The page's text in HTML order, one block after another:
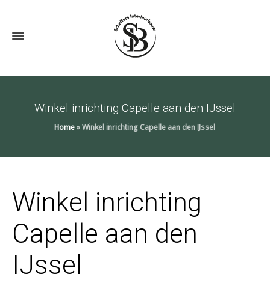
Winkel inrichting Capelle aan den IJssel
Home»Winkel inrichting Capelle aan den IJssel
Winkel inrichting
Capelle aan den
IJssel